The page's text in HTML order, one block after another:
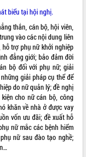
biểu tại hội nghị.
thắn, cán bộ, hội viên,
vào các nội dung liên
hỗ trợ phụ nữ khởi nghiệp
đẳng giới; bảo đảm đời
bộ đối với phụ nữ; giải
giải pháp cụ thể để
do nữ quản lý; đề nghị
cho nữ cán bộ, công
khăn về nhà ở được vay
vốn ưu đãi; đề xuất hỗ
nữ mắc các bệnh hiểm
nữ sau đào tạo nghề;